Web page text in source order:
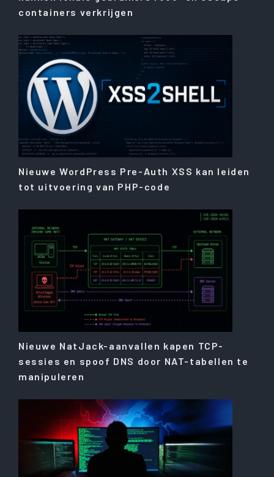
containers verkrijgen
Nieuwe WordPress Pre-Auth XSS kan leiden
tot uitvoering van PHP-code
Nieuwe NatJack-aanvallen kapen TCP-
sessies en spoof DNS door NAT-tabellen te
manipuleren